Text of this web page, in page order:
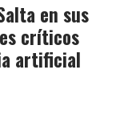
en sus
críticos
artificial